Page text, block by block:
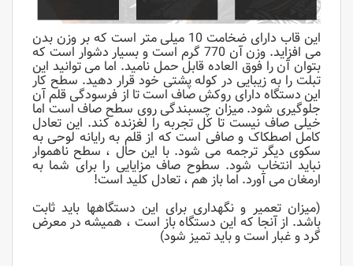
این قاب دارای ضخامت 10 میلی متر است که بر وزن بدن
می افزاید. وزن آن 770 گرم است و بسیار دشوار است که
بتوان آن را فوق العاده قابل حمل نامید. اما می توانید این
تبلت را به زیبایی در کوله پشتی خود قرار دهید. سطح کار
این دستگاه دارای روکش صاف است تا از فرسودگی قلم آن
جلوگیری شود. میزان چسبندگی روی سطح صاف است اما
خیلی صاف نیست تا کل تجربه را لغزنده کند. این تعادل
کامل اصطکاک و صافی است که از قلم به رایانه لوحی به
سکوی دیگر ترجمه می شود. با این حال ، سطح ناهموار
نباید انتخاب شود. سطوح صاف مزایایی را برای شما به
ارمغان می آورد. اما باز هم ، تعادل کلید است!
(میزان تعمیر و نگهداری برای این دستگاهها باید ثابت
باشد. از آنجا که این دستگاه باز است ، همیشه در معرض
گرد و غبار است و باید تمیز شود)